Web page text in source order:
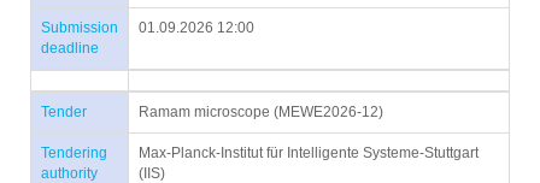
Submission
deadline
01.09.2026 12:00
Tender Ramam microscope (MEWE2026-12)
Tendering
authority
Max-Planck-Institut für Intelligente Systeme-Stuttgart
(IIS)